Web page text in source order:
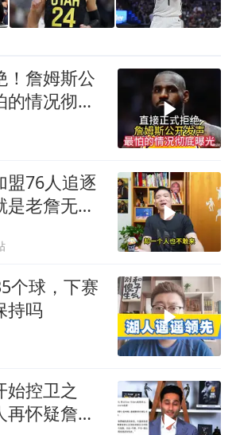
！詹姆斯公
情况彻底
盟76人追逐
老詹无与
个球，下赛
持吗
始控卫之
怀疑詹姆